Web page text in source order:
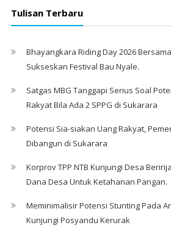
Tulisan Terbaru
Bhayangkara Riding Day 2026
Sukseskan Festival Bau Nyale. ‎
Satgas MBG Tanggapi Serius Soal
Rakyat Bila Ada 2 SPPG di Sukarara
Potensi Sia-siakan Uang Rakyat,
Dibangun di Sukarara
Korprov TPP NTB Kunjungi Desa
Dana Desa Untuk Ketahanan Pangan.
Meminimalisir Potensi Stunting Pada
Kunjungi Posyandu Kerurak